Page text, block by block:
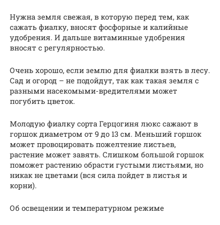
Нужна земля свежая, в которую перед тем, как
сажать фиалку, вносят фосфорные и калийные
удобрения. И дальше витаминные удобрения
вносят с регулярностью.
Очень хорошо, если землю для фиалки взять в лесу.
Сад и огород – не подойдут, так как такая земля с
разными насекомыми-вредителями может
погубить цветок.
Молодую фиалку сорта Герцогиня люкс сажают в
горшок диаметром от 9 до 13 см. Меньший горшок
может провоцировать пожелтение листьев,
растение может завять. Слишком большой горшок
поможет растению обрасти густыми листьями, но
никак не цветами (вся сила пойдет в листья и
корни).
Об освещении и температурном режиме